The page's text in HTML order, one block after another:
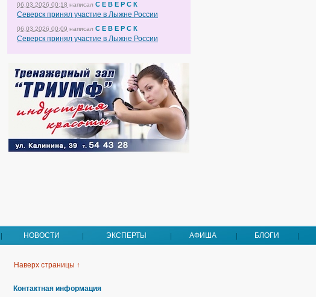
06.03.2026 00:18 написал С Е В Е Р С К
Северск принял участие в Лыжне России
06.03.2026 00:09 написал С Е В Е Р С К
Северск принял участие в Лыжне России
НОВОСТИ ЭКСПЕРТЫ АФИША БЛОГИ
Наверх страницы ↑
Контактная информация